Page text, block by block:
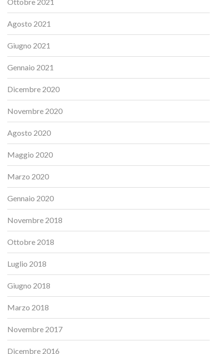
Agosto 2021
Giugno 2021
Gennaio 2021
Dicembre 2020
Novembre 2020
Agosto 2020
Maggio 2020
Marzo 2020
Gennaio 2020
Novembre 2018
Ottobre 2018
Luglio 2018
Giugno 2018
Marzo 2018
Novembre 2017
Dicembre 2016